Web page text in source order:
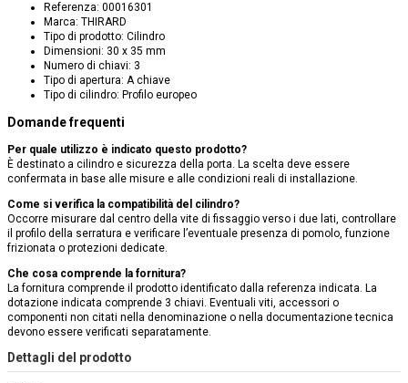
Referenza: 00016301
Marca: THIRARD
Tipo di prodotto: Cilindro
Dimensioni: 30 x 35 mm
Numero di chiavi: 3
Tipo di apertura: A chiave
Tipo di cilindro: Profilo europeo
Domande frequenti
Per quale utilizzo è indicato questo prodotto?
È destinato a cilindro e sicurezza della porta. La scelta deve essere
confermata in base alle misure e alle condizioni reali di installazione.
Come si verifica la compatibilità del cilindro?
Occorre misurare dal centro della vite di fissaggio verso i due lati, controllare
il profilo della serratura e verificare l’eventuale presenza di pomolo, funzione
frizionata o protezioni dedicate.
Che cosa comprende la fornitura?
La fornitura comprende il prodotto identificato dalla referenza indicata. La
dotazione indicata comprende 3 chiavi. Eventuali viti, accessori o
componenti non citati nella denominazione o nella documentazione tecnica
devono essere verificati separatamente.
Dettagli del prodotto